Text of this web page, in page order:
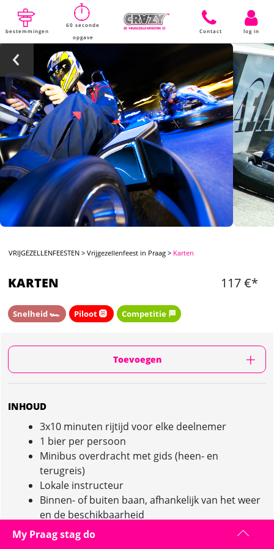
bestemmingen
60 seconde
opgave
Contact log in
VRIJGEZELLENFEESTEN >Vrijgezellenfeest in Praag > Karten
KARTEN 117 €*
Snelheid 🏎️ Piloot 🛞 Competitie 🏁
Toevoegen
INHOUD
3x10 minuten rijtijd voor elke deelnemer
1 bier per persoon
Minibus overdracht met gids (heen- en
terugreis)
Lokale instructeur
Binnen- of buiten baan, afhankelijk van het weer
en de beschikbaarheid
My Praag stag do